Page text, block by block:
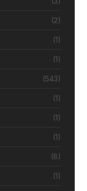
(2)
(1)
(1)
(543)
(1)
(1)
(1)
(8)
(1)